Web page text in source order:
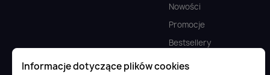
Nowości
Promocje
Bestsellery
Doładowania cyfrowe
Informacje dotyczące plików cookies